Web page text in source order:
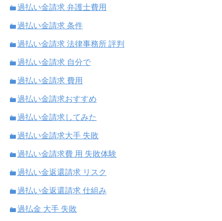
過払い金請求 弁護士費用
過払い金請求 条件
過払い金請求 法律事務所 評判
過払い金請求 自分で
過払い金請求 費用
過払い金請求おすすめ
過払い金請求してみた
過払い金請求大手 失敗
過払い金請求費 用 失敗体験
過払い金返還請求 リスク
過払い金返還請求 仕組み
過払金 大手 失敗